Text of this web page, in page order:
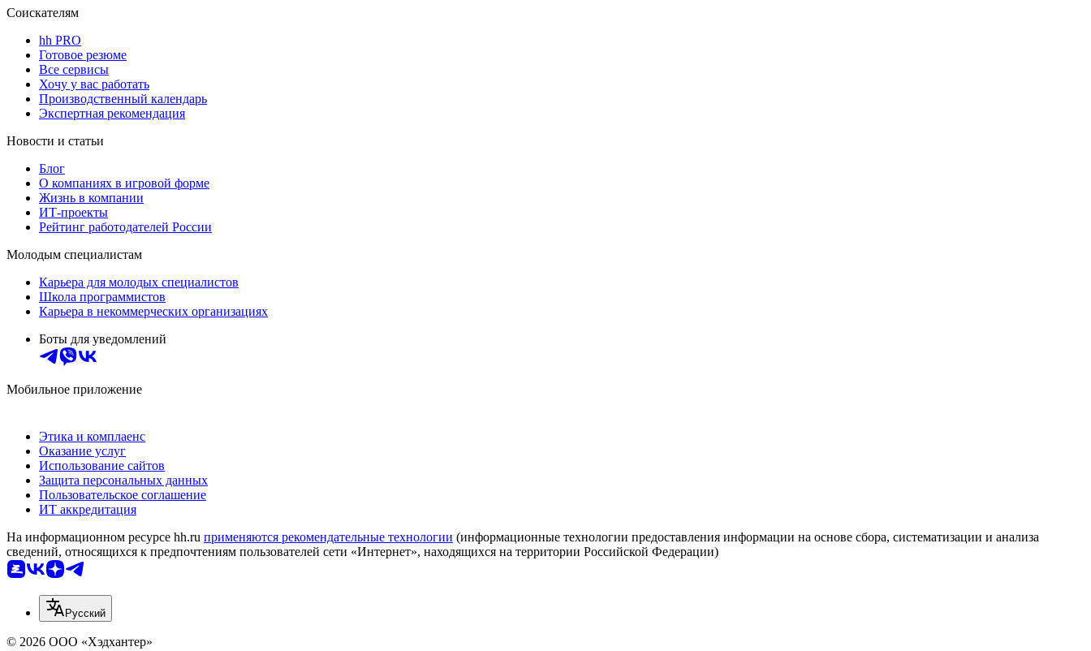
Соискателям
hh PRO
Готовое резюме
Все сервисы
Хочу у вас работать
Производственный календарь
Экспертная рекомендация
Новости и статьи
Блог
О компаниях в игровой форме
Жизнь в компании
ИТ-проекты
Рейтинг работодателей России
Молодым специалистам
Карьера для молодых специалистов
Школа программистов
Карьера в некоммерческих организациях
Боты для уведомлений
Мобильное приложение
Этика и комплаенс
Оказание услуг
Использование сайтов
Защита персональных данных
Пользовательское соглашение
ИТ аккредитация
На информационном ресурсе hh.ru применяются рекомендательные технологии (информационные технологии предоставления информации на основе сбора, систематизации и анализа
сведений, относящихся к предпочтениям пользователей сети «Интернет», находящихся на территории Российской Федерации)
Русский
© 2026 ООО «Хэдхантер»